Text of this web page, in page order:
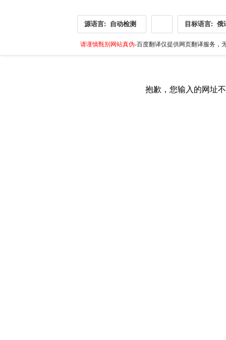
源语言: 自动检测 目标语言: 俄
请谨慎甄别网站真伪-百度翻译仅提供网页翻译服务，